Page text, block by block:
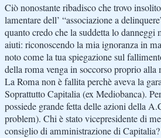
Ciò nonostante ribadisco che trovo
lamentare dell’ “associazione a
quanto credo che la suddetta lo
aiuti: riconoscendo la mia ignoranza in
noto come la tua spiegazione sul
della roma venga in soccorso proprio alla
La Roma non è fallita perchè aveva la
Soprattutto Capitalia (ex Mediobanca).
possiede grande fetta delle azioni della
problem). Chi è stato vicepresidente di
consiglio di amministrazione di